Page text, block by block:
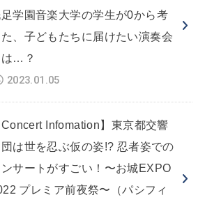
学園音楽大学の学生が0から考
た、子どもたちに届けたい演奏会
は…？
2023.01.05
Concert Infomation】東京都交響
は世を忍ぶ仮の姿!? 忍者姿での
ンサートがすごい！〜お城EXPO
プレミア前夜祭〜（パシフィ